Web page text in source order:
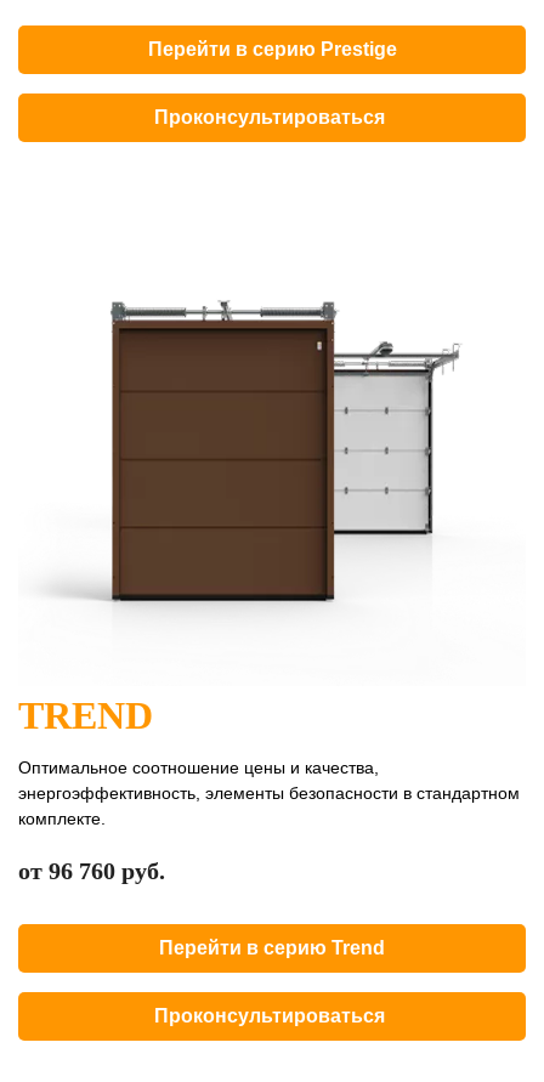
Перейти в серию Prestige
Проконсультироваться
TREND
Оптимальное соотношение цены и качества,
энергоэффективность, элементы безопасности в стандартном
комплекте.
от 96 760 руб.
Перейти в серию Trend
Проконсультироваться